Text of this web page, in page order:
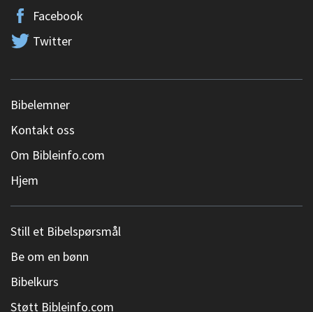
Facebook
Twitter
Bibelemner
Kontakt oss
Om Bibleinfo.com
Hjem
Still et Bibelspørsmål
Be om en bønn
Bibelkurs
Støtt Bibleinfo.com